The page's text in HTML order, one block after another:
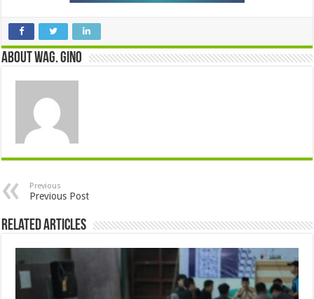
About wag. gino
Previous
Previous Post
Related Articles